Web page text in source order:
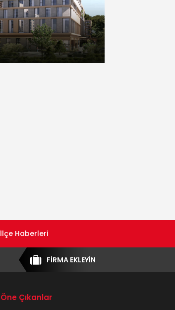
İlçe Haberleri
FİRMA EKLEYİN
Öne Çıkanlar